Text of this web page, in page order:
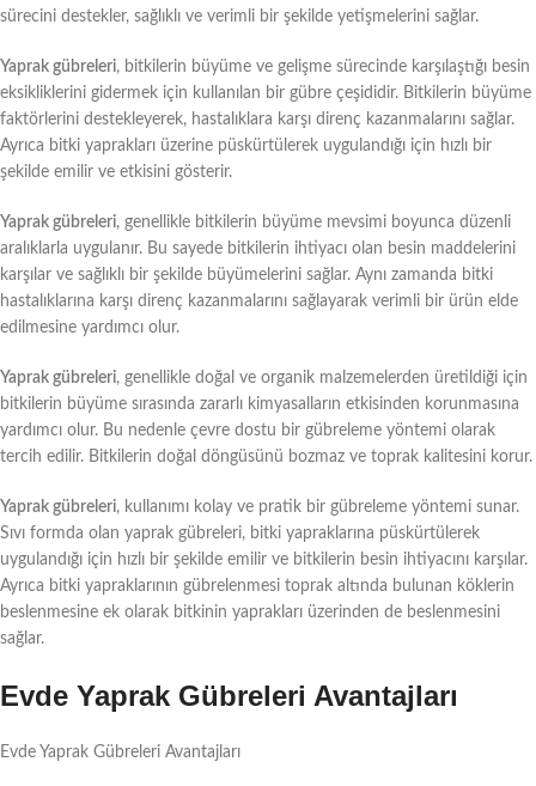
sürecini destekler, sağlıklı ve verimli bir şekilde yetişmelerini sağlar.
Yaprak gübreleri, bitkilerin büyüme ve gelişme sürecinde karşılaştığı besin
eksikliklerini gidermek için kullanılan bir gübre çeşididir. Bitkilerin büyüme
faktörlerini destekleyerek, hastalıklara karşı direnç kazanmalarını sağlar.
Ayrıca bitki yaprakları üzerine püskürtülerek uygulandığı için hızlı bir
şekilde emilir ve etkisini gösterir.
Yaprak gübreleri, genellikle bitkilerin büyüme mevsimi boyunca düzenli
aralıklarla uygulanır. Bu sayede bitkilerin ihtiyacı olan besin maddelerini
karşılar ve sağlıklı bir şekilde büyümelerini sağlar. Aynı zamanda bitki
hastalıklarına karşı direnç kazanmalarını sağlayarak verimli bir ürün elde
edilmesine yardımcı olur.
Yaprak gübreleri, genellikle doğal ve organik malzemelerden üretildiği için
bitkilerin büyüme sırasında zararlı kimyasalların etkisinden korunmasına
yardımcı olur. Bu nedenle çevre dostu bir gübreleme yöntemi olarak
tercih edilir. Bitkilerin doğal döngüsünü bozmaz ve toprak kalitesini korur.
Yaprak gübreleri, kullanımı kolay ve pratik bir gübreleme yöntemi sunar.
Sıvı formda olan yaprak gübreleri, bitki yapraklarına püskürtülerek
uygulandığı için hızlı bir şekilde emilir ve bitkilerin besin ihtiyacını karşılar.
Ayrıca bitki yapraklarının gübrelenmesi toprak altında bulunan köklerin
beslenmesine ek olarak bitkinin yaprakları üzerinden de beslenmesini
sağlar.
Evde Yaprak Gübreleri Avantajları
Evde Yaprak Gübreleri Avantajları